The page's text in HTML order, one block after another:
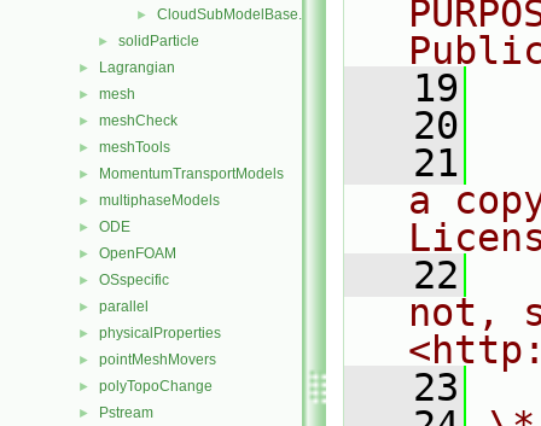
► CloudSubModelBase.H
► solidParticle
► Lagrangian
► mesh
► meshCheck
► meshTools
► MomentumTransportModels
► multiphaseModels
► ODE
► OpenFOAM
► OSspecific
► parallel
► physicalProperties
► pointMeshMovers
► polyTopoChange
► Pstream
   19
   20
   21
a
   22
not,
   23